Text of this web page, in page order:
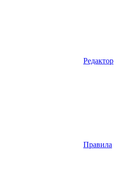
Редактор
Правила